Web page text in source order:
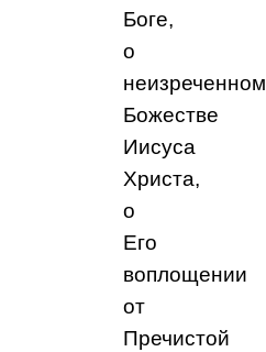
Боге,
о
неизреченном
Божестве
Иисуса
Христа,
о
Его
воплощении
от
Пречистой